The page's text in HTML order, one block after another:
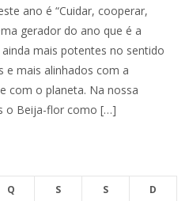
ano é “Cuidar, cooperar,
gerador do ano que é a
mais potentes no sentido
e mais alinhados com a
com o planeta. Na nossa
o Beija-flor como […]
Q S S
D